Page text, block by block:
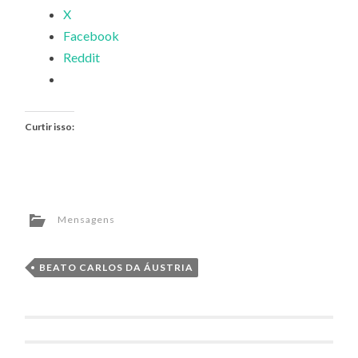
X
Facebook
Reddit
Curtir isso:
Mensagens
BEATO CARLOS DA ÁUSTRIA